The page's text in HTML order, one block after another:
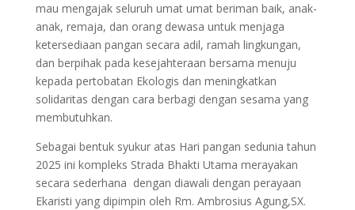
mau mengajak seluruh umat umat beriman baik, anak-
anak, remaja, dan orang dewasa untuk menjaga
ketersediaan pangan secara adil, ramah lingkungan,
dan berpihak pada kesejahteraan bersama menuju
kepada pertobatan Ekologis dan meningkatkan
solidaritas dengan cara berbagi dengan sesama yang
membutuhkan.
Sebagai bentuk syukur atas Hari pangan sedunia tahun
2025 ini kompleks Strada Bhakti Utama merayakan
secara sederhana dengan diawali dengan perayaan
Ekaristi yang dipimpin oleh Rm. Ambrosius Agung,SX.